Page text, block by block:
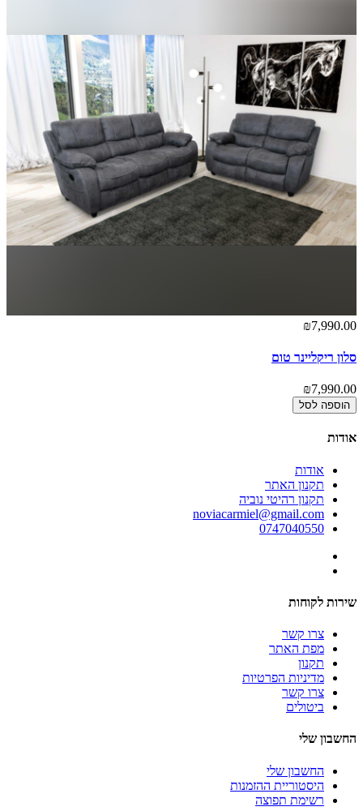
₪7,990.00
סלון ריקליינר טום
₪7,990.00
הוספה לסל
אודות
אודות
תקנון האתר
תקנון רהיטי נוביה
noviacarmiel@gmail.com
0747040550
שירות לקוחות
צרו קשר
מפת האתר
תקנון
מדיניות הפרטיות
צרו קשר
ביטולים
החשבון שלי
החשבון שלי
היסטוריית ההזמנות
רשימת תפוצה